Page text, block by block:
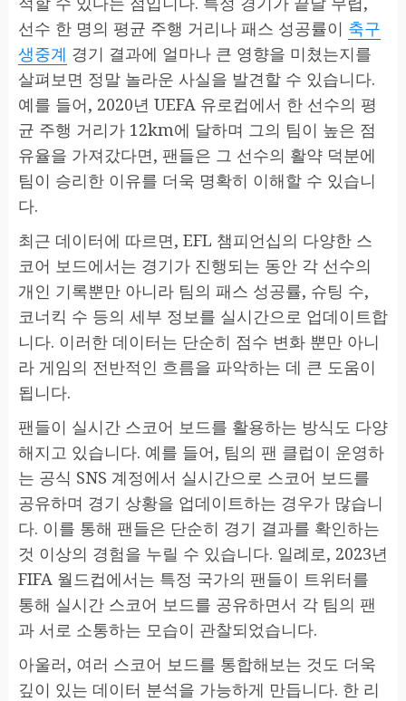
선수 한 명의 평균 주행 거리나 패스 성공률이 축구
생중계 경기 결과에 얼마나 큰 영향을 미쳤는지를
살펴보면 정말 놀라운 사실을 발견할 수 있습니다.
예를 들어, 2020년 UEFA 유로컵에서 한 선수의 평
균 주행 거리가 12km에 달하며 그의 팀이 높은 점
유율을 가져갔다면, 팬들은 그 선수의 활약 덕분에
팀이 승리한 이유를 더욱 명확히 이해할 수 있습니
다.
최근 데이터에 따르면, EFL 챔피언십의 다양한 스
코어 보드에서는 경기가 진행되는 동안 각 선수의
개인 기록뿐만 아니라 팀의 패스 성공률, 슈팅 수,
코너킥 수 등의 세부 정보를 실시간으로 업데이트합
니다. 이러한 데이터는 단순히 점수 변화 뿐만 아니
라 게임의 전반적인 흐름을 파악하는 데 큰 도움이
됩니다.
팬들이 실시간 스코어 보드를 활용하는 방식도 다양
해지고 있습니다. 예를 들어, 팀의 팬 클럽이 운영하
는 공식 SNS 계정에서 실시간으로 스코어 보드를
공유하며 경기 상황을 업데이트하는 경우가 많습니
다. 이를 통해 팬들은 단순히 경기 결과를 확인하는
것 이상의 경험을 누릴 수 있습니다. 일례로, 2023년
FIFA 월드컵에서는 특정 국가의 팬들이 트위터를
통해 실시간 스코어 보드를 공유하면서 각 팀의 팬
과 서로 소통하는 모습이 관찰되었습니다.
아울러, 여러 스코어 보드를 통합해보는 것도 더욱
깊이 있는 데이터 분석을 가능하게 만듭니다. 한 리